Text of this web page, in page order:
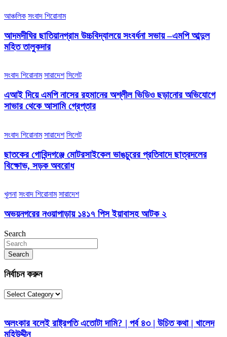
আঞ্চলিক সংবাদ শিরোনাম
আদমদীঘির ছাতিয়ানগ্রাম উচ্চবিদ্যালয়ে সংবর্ধনা সভায় –এমপি আব্দুল
মহিত তালুকদার
সংবাদ শিরোনাম সারাদেশ সিলেট
এআই দিয়ে এমপি নাসের রহমানের অশ্লীল ভিডিও ছড়ানোর অভিযোগে
সাভার থেকে আসামি গ্রেপ্তার
সংবাদ শিরোনাম সারাদেশ সিলেট
ছাতকের গোবিন্দগঞ্জে মোটরসাইকেল ভাঙচুরের প্রতিবাদে ছাত্রদলের
বিক্ষোভ, সড়ক অবরোধ
খুলনা সংবাদ শিরোনাম সারাদেশ
অভয়নগরের নওয়াপাড়ায় ১৪১৭ পিস ইয়াবাসহ আটক ২
Search
Search
নির্বাচন করুন
নির্বাচন
অলংকার বলেই রাষ্ট্রপতি এতোটা দামি? | পর্ব ৪৩ | উচিত কথা | খালেদ
মুহিউদ্দীন